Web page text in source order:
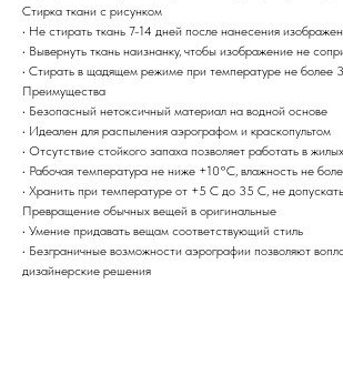
Стирка ткани с рисунком
• Не стирать ткань 7-14 дней после нанесения
• Вывернуть ткань наизнанку, чтобы изображение не
• Стирать в щадящем режиме при температуре не более
Преимущества
• Безопасный нетоксичный материал на водной основе
• Идеален для распыления аэрографом и краскопультом
• Отсутствие стойкого запаха позволяет работать в
• Рабочая температура не ниже +10°С, влажность не
• Хранить при температуре от +5 С до 35 С, не
Превращение обычных вещей в оригинальные
• Умение придавать вещам соответствующий стиль
• Безграничные возможности аэрографии позволяют
дизайнерские решения